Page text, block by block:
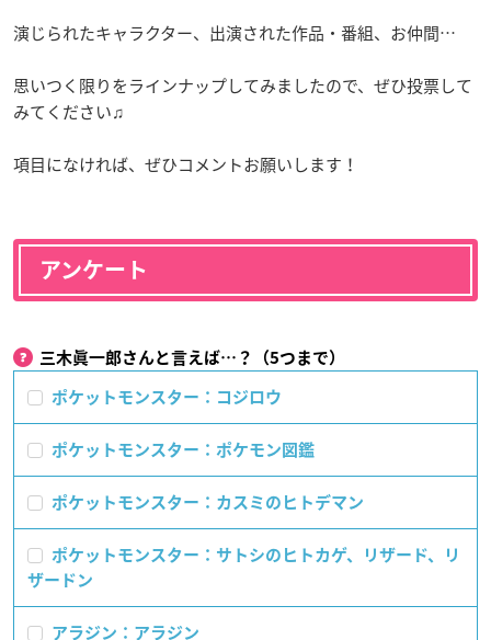
演じられたキャラクター、出演された作品・番組、お仲間…
思いつく限りをラインナップしてみましたので、ぜひ投票して
みてください♫
項目になければ、ぜひコメントお願いします！
アンケート
三木眞一郎さんと言えば…？（5つまで）
ポケットモンスター：コジロウ
ポケットモンスター：ポケモン図鑑
ポケットモンスター：カスミのヒトデマン
ポケットモンスター：サトシのヒトカゲ、リザード、リ
ザードン
アラジン：アラジン